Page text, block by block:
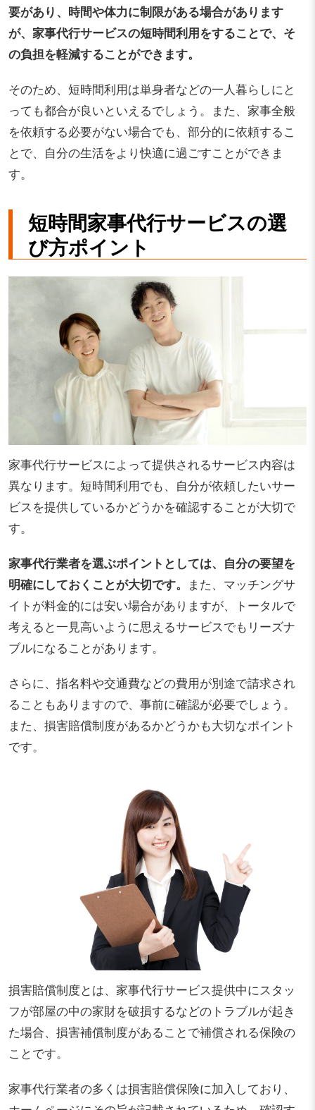
要があり、時間や体力に制限がある場合があります
が、家事代行サービスの短時間利用をすることで、そ
の負担を軽減することができます。
そのため、短時間利用は単身者などの一人暮らしにと
っても都合が良いといえるでしょう。また、家事全般
を依頼する必要がない場合でも、部分的に依頼するこ
とで、自分の生活をより快適に過ごすことができま
す。
短時間家事代行サービスの選
び方ポイント
家事代行サービスによって提供されるサービス内容は
異なります。短時間利用でも、自分が依頼したいサー
ビスを提供しているかどうかを確認することが大切で
す。
家事代行業者を選ぶポイントとしては、自分の要望を
明確にしておくことが大切です。 また、マッチングサ
イトが料金的には安い場合がありますが、トータルで
考えると一見高いように思えるサービスでもリーズナ
ブルになることがあります。
さらに、指名料や交通費などの費用が別途で請求され
ることもありますので、事前に確認が必要でしょう。
また、損害賠償制度があるかどうかも大切なポイント
です。
損害賠償制度とは、家事代行サービス提供中にスタッ
フが部屋の中の家財を破損するなどのトラブルが起き
た場合、損害補償制度があることで補償される保険の
ことです。
家事代行業者の多くは損害賠償保険に加入しており、